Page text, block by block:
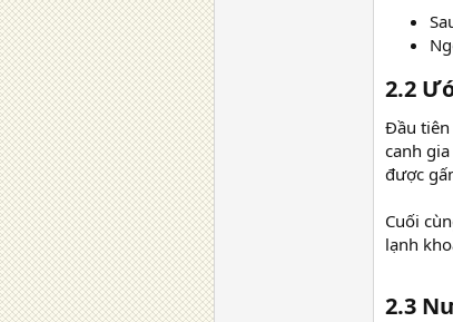
2.2
Đầu tiên
canh
được
Cuối
lạnh
2.3